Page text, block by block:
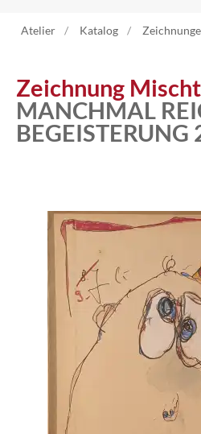
Atelier
Katalog
Vita
News
Atelier Katalog
Zeichnung
MANCHMAL
BEGEISTERUNG